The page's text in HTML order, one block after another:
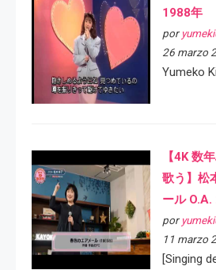
1988年
por
26 marzo
Yumeko
【4K 数
歌う】松
ール
por
11 marzo
[Singing